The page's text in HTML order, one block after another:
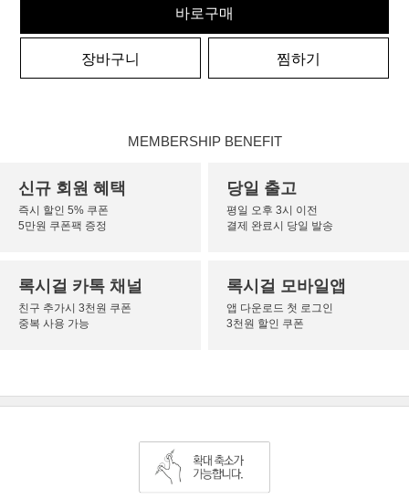
바로구매
장바구니 찜하기
MEMBERSHIP BENEFIT
신규 회원 혜택
즉시 할인 5% 쿠폰
5만원 쿠폰팩 증정
당일 출고
평일 오후 3시 이전
결제 완료시 당일 발송
록시걸 카톡 채널
친구 추가시 3천원 쿠폰
중복 사용 가능
록시걸 모바일앱
앱 다운로드 첫 로그인
3천원 할인 쿠폰